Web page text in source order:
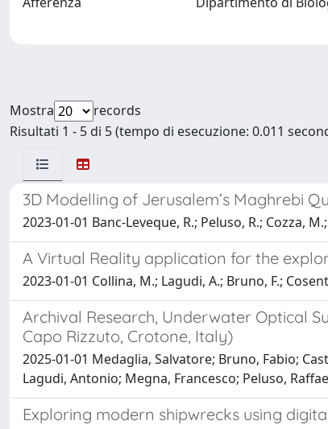
Mostra
records
Risultati 1 - 5 di 5 (tempo di esecuzione: 0.011
3D Modelling of Jerusalem’s Maghrebi
2023-01-01 Banc-Leveque, R.; Peluso, R.; Cozza,
A Virtual Reality application for the
2023-01-01 Collina, M.; Lagudi, A.; Bruno, F.;
Archival Research, Underwater Optical
Capo Rizzuto, Crotone, Italy)
2025-01-01 Medaglia, Salvatore; Bruno, Fabio;
Lagudi, Antonio; Megna, Francesco; Peluso,
Exploring modern shipwrecks using